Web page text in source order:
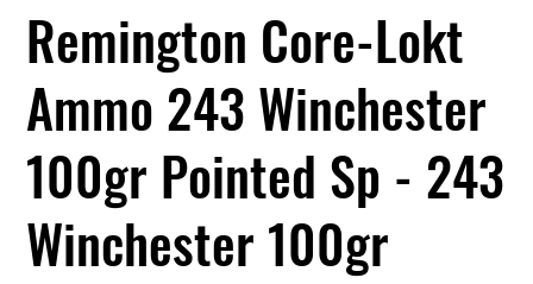
Remington Core-Lokt
Ammo 243 Winchester
100gr Pointed Sp - 243
Winchester 100gr